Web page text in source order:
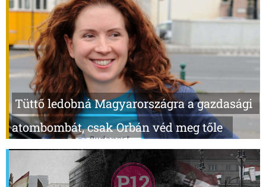
Tüttő ledobná Magyarországra a gazdasági
atombombát, csak Orbán véd meg tőle